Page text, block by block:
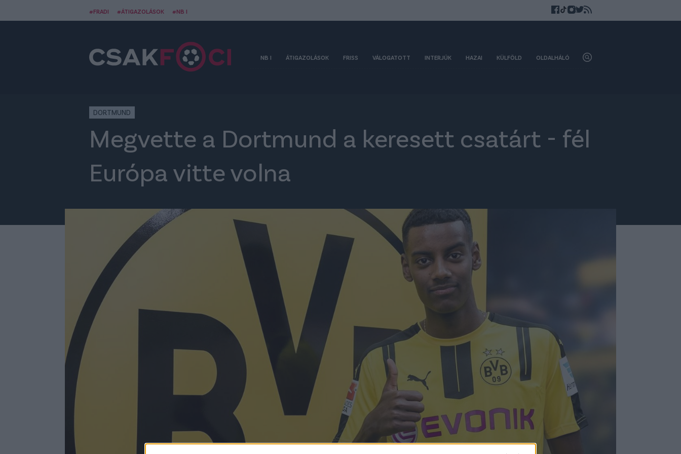
#FRADI #ÁTIGAZOLÁSOK #NB I
NB I ÁTIGAZOLÁSOK FRISS VÁLOGATOTT INTERJÚK HAZAI KÜLFÖLD OLDALHÁLÓ
DORTMUND
Megvette a Dortmund a keresett csatárt - fél
Európa vitte volna